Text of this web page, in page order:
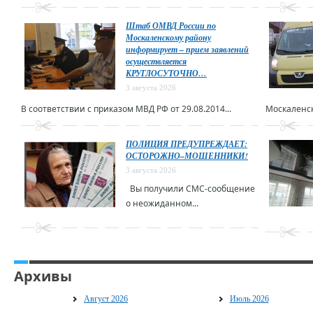
Штаб ОМВД России по
Москаленскому району
информирует – прием заявлений
осуществляется
КРУГЛОСУТОЧНО…
3 августа 2026
В соответствии с приказом МВД РФ от 29.08.2014...
ПОЛИЦИЯ ПРЕДУПРЕЖДАЕТ:
ОСТОРОЖНО–МОШЕННИКИ!
3 августа 2026
Вы получили СМС-сообщение
о неожиданном...
Архивы
Август 2026
Июль 2026